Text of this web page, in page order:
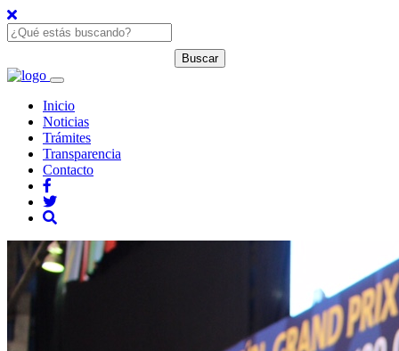
Inicio
Noticias
Trámites
Transparencia
Contacto